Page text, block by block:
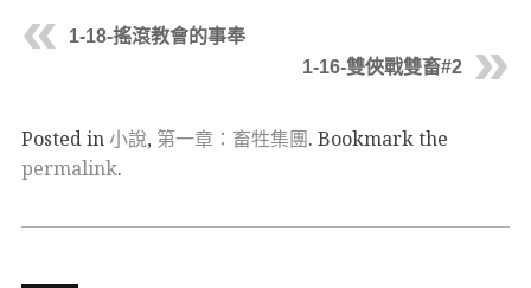
1-18-搖滾教會的事奉
1-16-雙俠戰雙畜#2
Posted in小說, 第一章：畜牲集團. Bookmark the
permalink.